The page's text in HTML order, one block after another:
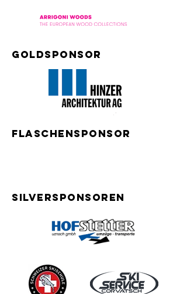
Goldsponsor
Flaschensponsor
SILVERSPONSOREN